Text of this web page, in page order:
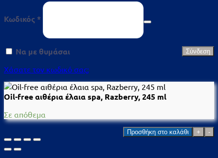
Κωδικός *
Απαιτείται
Να με θυμάσαι Σύνδεση
Χάσατε τον κωδικό σας;
Oil-free αιθέρια έλαια spa, Razberry, 245 ml
Σε απόθεμα
free
αιθέρια
Προσθήκη στο καλάθι